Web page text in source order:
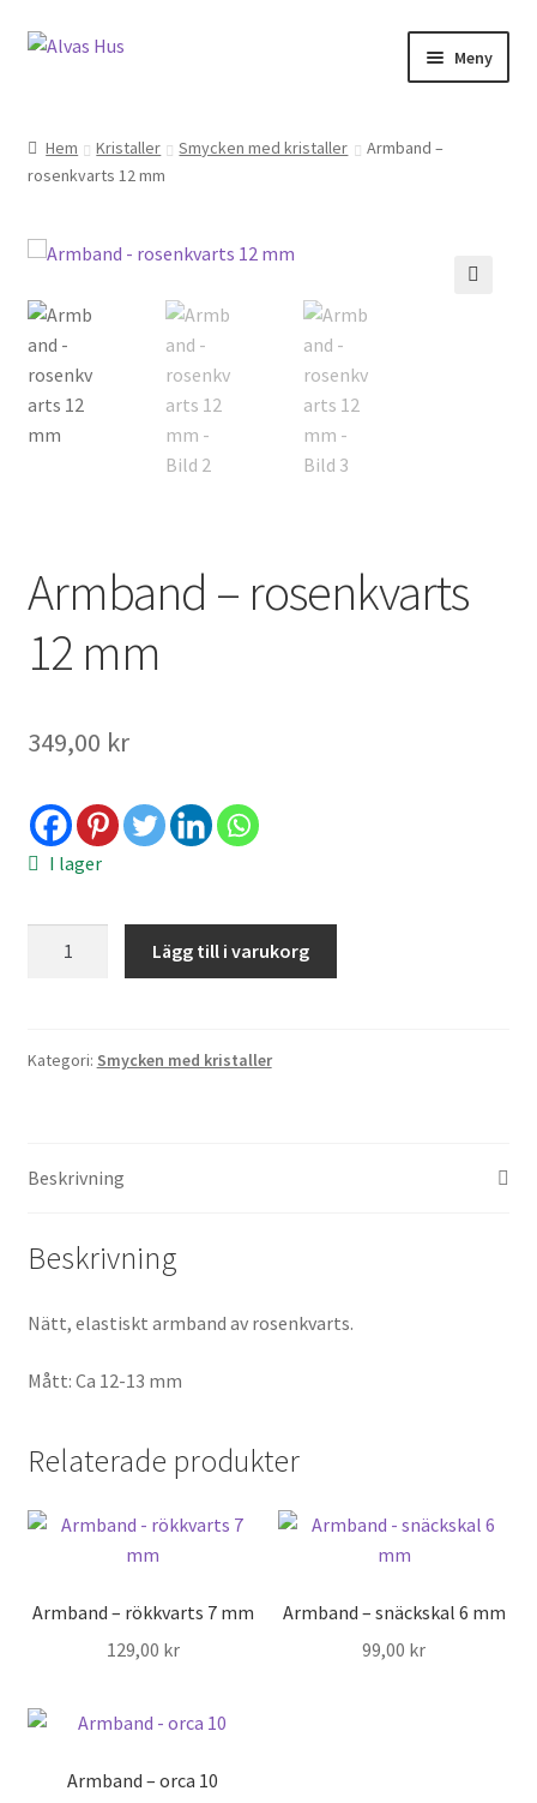
Hoppa
Hoppa
Meny
Hem Kristaller Smycken med kristaller
Armband –
rosenkvarts 12 mm
Armband – rosenkvarts
12 mm
349,00 kr
I lager
mm
Lägg till i varukorg
Kategori: Smycken med kristaller
Beskrivning
Beskrivning
Nätt, elastiskt armband av rosenkvarts.
Mått: Ca 12-13 mm
Relaterade produkter
Armband – rökkvarts 7 mm
129,00 kr
Armband – snäckskal 6 mm
99,00 kr
Armband – orca 10